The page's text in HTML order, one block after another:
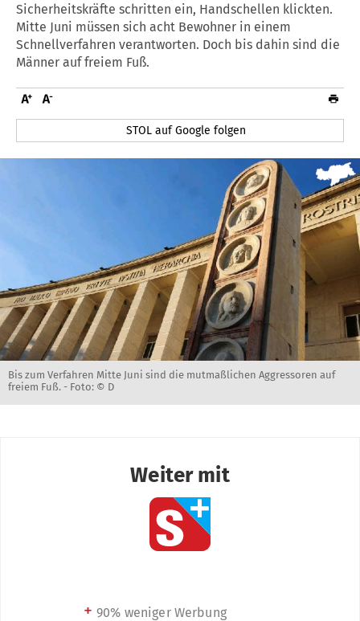
Sicherheitskräfte schritten ein, Handschellen klickten.
Mitte Juni müssen sich acht Bewohner in einem
Schnellverfahren verantworten. Doch bis dahin sind die
Männer auf freiem Fuß.
STOL auf Google folgen
Bis zum Verfahren Mitte Juni sind die mutmaßlichen Aggressoren auf
freiem Fuß. - Foto: © D